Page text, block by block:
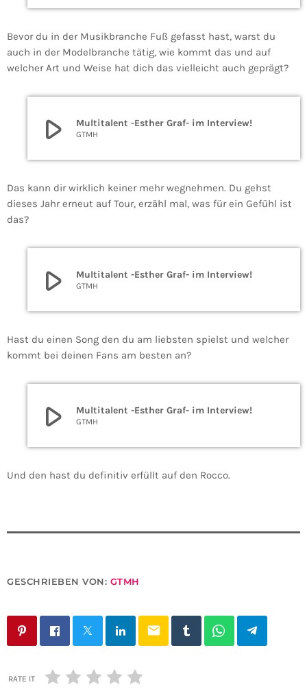
Bevor du in der Musikbranche Fuß gefasst hast, warst du
auch in der Modelbranche tätig, wie kommt das und auf
welcher Art und Weise hat dich das vielleicht auch geprägt?
play_arrow Multitalent -Esther Graf- im Interview!
GTMH
Das kann dir wirklich keiner mehr wegnehmen. Du gehst
dieses Jahr erneut auf Tour, erzähl mal, was für ein Gefühl ist
das?
play_arrow Multitalent -Esther Graf- im Interview!
GTMH
Hast du einen Song den du am liebsten spielst und welcher
kommt bei deinen Fans am besten an?
play_arrow Multitalent -Esther Graf- im Interview!
GTMH
Und den hast du definitiv erfüllt auf den Rocco.
GESCHRIEBEN VON: GTMH
email
RATE IT